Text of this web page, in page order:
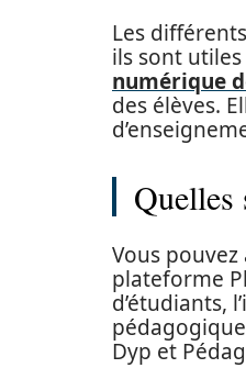
Les
ils sont
numérique
des élèves.
Quelles
Vous pouvez
plateforme
d’étudiants,
Dyp et